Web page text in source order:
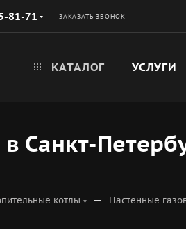
81-71 ЗАКАЗАТЬ ЗВОНОК
КАТАЛОГ УСЛУГИ
Санкт-
котлы — Настенные